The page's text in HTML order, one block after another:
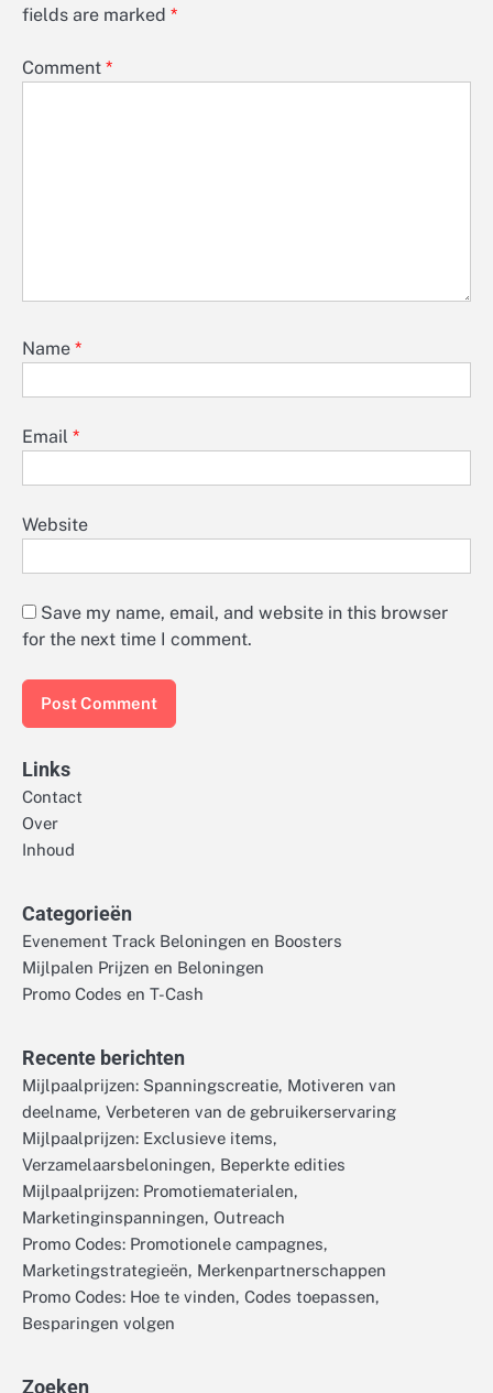
fields are marked *
Comment *
Name *
Email *
Website
Save my name, email, and website in this browser
for the next time I comment.
Links
Contact
Over
Inhoud
Categorieën
Evenement Track Beloningen en Boosters
Mijlpalen Prijzen en Beloningen
Promo Codes en T-Cash
Recente berichten
Mijlpaalprijzen: Spanningscreatie, Motiveren van
deelname, Verbeteren van de gebruikerservaring
Mijlpaalprijzen: Exclusieve items,
Verzamelaarsbeloningen, Beperkte edities
Mijlpaalprijzen: Promotiematerialen,
Marketinginspanningen, Outreach
Promo Codes: Promotionele campagnes,
Marketingstrategieën, Merkenpartnerschappen
Promo Codes: Hoe te vinden, Codes toepassen,
Besparingen volgen
Zoeken